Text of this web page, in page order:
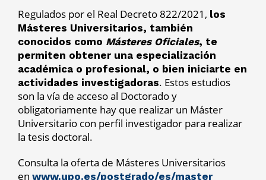
Regulados por el Real Decreto 822/2021, los
Másteres Universitarios, también
conocidos como Másteres Oficiales, te
permiten obtener una especialización
académica o profesional, o bien iniciarte en
actividades investigadoras. Estos estudios
son la vía de acceso al Doctorado y
obligatoriamente hay que realizar un Máster
Universitario con perfil investigador para realizar
la tesis doctoral.
Consulta la oferta de Másteres Universitarios
en www.upo.es/postgrado/es/master